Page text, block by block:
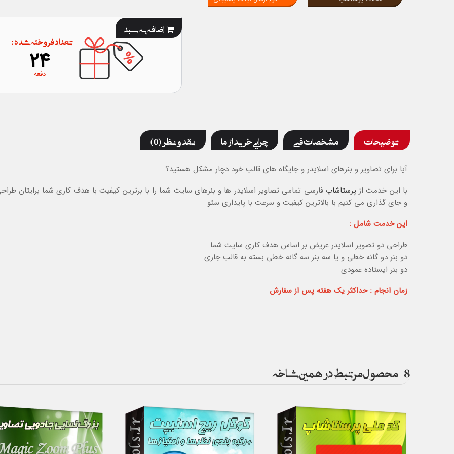
اضافه به سبد
تعداد فروخته شده :
24
دفعه
توضیحات مشخصات فنی چرایی خرید از ما نقد و نظر (0)
آیا برای تصاویر و بنرهای اسلایدر و جایگاه های قالب خود دچار مشکل هستید؟
با این خدمت از پرستاشاپ فارسی تمامی تصاویر اسلایدر ها و بنرهای سایت شما را با برترین کیفیت با هدف کاری شما برایتان
و جای گذاری می کنیم با بالاترین کیفیت و سرعت با پایداری سئو
این خدمت شامل :
طراحی دو تصویر اسلایدر عریض بر اساس هدف کاری سایت شما
دو بنر دو گانه خطی و یا سه بنر سه گانه خطی بسته به قالب جاری
دو بنر ایستاده عمودی
زمان انجام : حداکثر یک هفته پس از سفارش
8 محصول مرتبط در همین شاخه